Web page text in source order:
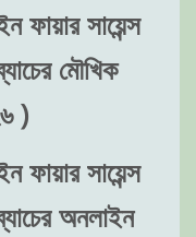
ফায়ার সায়েন্স
মৌখিক
)
ফায়ার সায়েন্স
অনলাইন